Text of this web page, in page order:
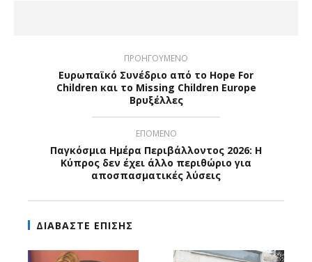
ΠΡΟΗΓΟΥΜΕΝΟ
Ευρωπαϊκό Συνέδριο από το Hope For
Children και το Missing Children Europe
Βρυξέλλες
ΕΠΟΜΕΝΟ
Παγκόσμια Ημέρα Περιβάλλοντος 2026: Η
Κύπρος δεν έχει άλλο περιθώριο για
αποσπασματικές λύσεις
ΔΙΑΒΑΣΤΕ ΕΠΙΣΗΣ